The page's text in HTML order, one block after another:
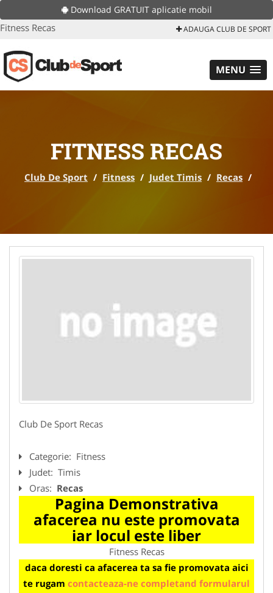
Download GRATUIT aplicatie mobil
Fitness Recas ADAUGA CLUB DE SPORT
MENU
FITNESS RECAS
Club De Sport / Fitness / Judet Timis / Recas /
Club De Sport Recas
Categorie: Fitness
Judet: Timis
Oras: Recas
Pagina Demonstrativa
afacerea nu este promovata
iar locul este liber
Fitness Recas
daca doresti ca afacerea ta sa fie promovata aici
te rugam contacteaza-ne completand formularul